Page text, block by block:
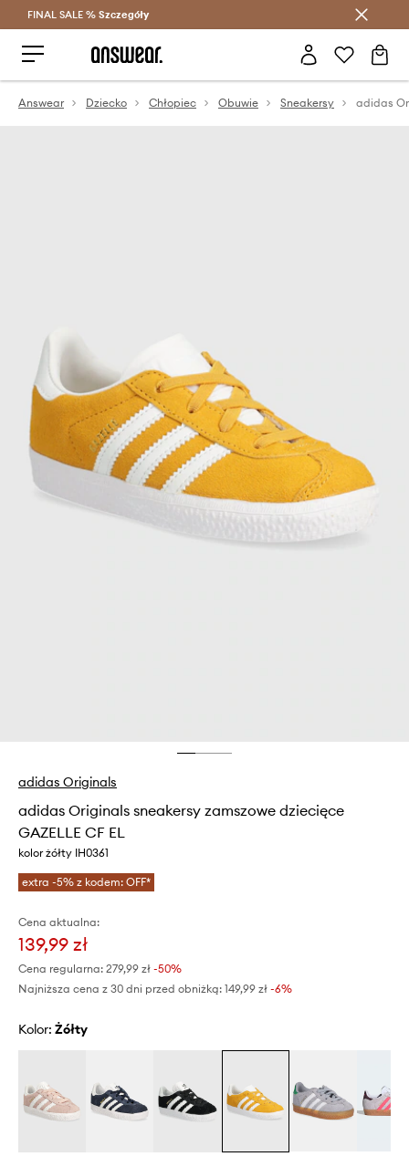
Oszczędzaj z Answear Club >
FINAL SALE % Szczegóły
Answear Dziecko Chłopiec Obuwie Sneakersy
adidas Originals
adidas Originals sneakersy zamszowe dziecięce
GAZELLE CF EL
kolor żółty IH0361
extra -5% z kodem: OFF*
Cena aktualna:
139,99 zł
Cena regularna: 279,99 zł -50%
Najniższa cena z 30 dni przed obniżką: 149,99 zł -6%
Kolor: żółty